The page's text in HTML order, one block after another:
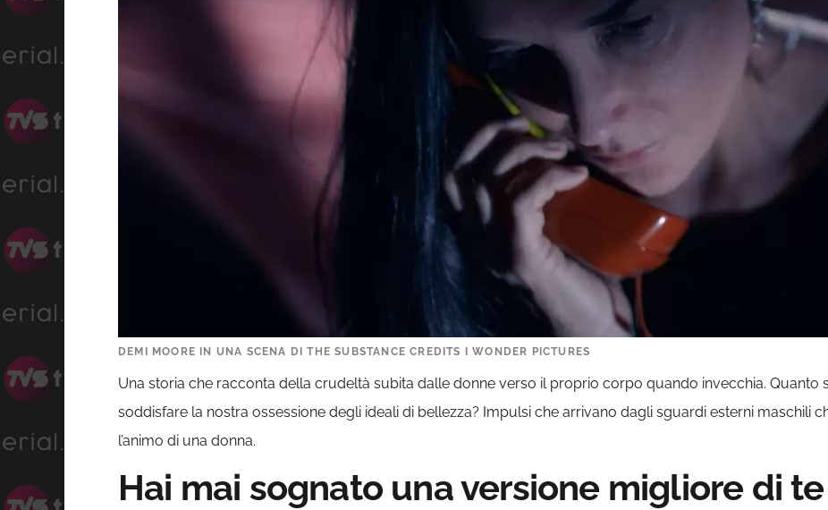
DEMI MOORE IN UNA SCENA DI THE SUBSTANCE CREDITS I WONDER PICTURES
Una storia che racconta della crudeltà subita dalle donne verso il proprio corpo quando invecchia. Quanto
soddisfare la nostra ossessione degli ideali di bellezza? Impulsi che arrivano dagli sguardi esterni maschili
l’animo di una donna.
Hai mai sognato una versione migliore di